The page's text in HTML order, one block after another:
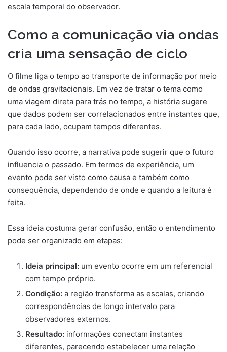
escala temporal do observador.
Como a comunicação via ondas
cria uma sensação de ciclo
O filme liga o tempo ao transporte de informação por meio
de ondas gravitacionais. Em vez de tratar o tema como
uma viagem direta para trás no tempo, a história sugere
que dados podem ser correlacionados entre instantes que,
para cada lado, ocupam tempos diferentes.
Quando isso ocorre, a narrativa pode sugerir que o futuro
influencia o passado. Em termos de experiência, um
evento pode ser visto como causa e também como
consequência, dependendo de onde e quando a leitura é
feita.
Essa ideia costuma gerar confusão, então o entendimento
pode ser organizado em etapas:
Ideia principal: um evento ocorre em um referencial
com tempo próprio.
Condição: a região transforma as escalas, criando
correspondências de longo intervalo para
observadores externos.
Resultado: informações conectam instantes
diferentes, parecendo estabelecer uma relação